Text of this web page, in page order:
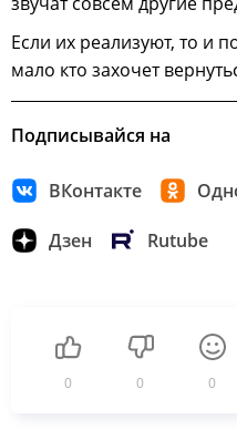
Если их реализуют, то и
мало кто захочет
Подписывайся на
ВКонтакте
Дзен Rutube
0 0 0